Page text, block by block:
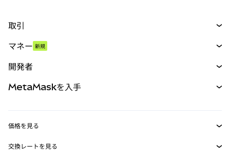
取引
パーペチュアル
RWA
マネー 新規
開発者
MetaMask Connect
MetaMaskを入手
価格を見る
イーサリアムの価格
交換レートを見る